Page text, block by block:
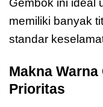
memiliki banyak
standar
Makna
Prioritas